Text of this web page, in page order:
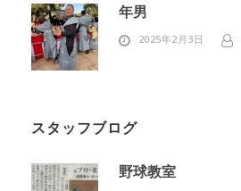
年男
2025年2月3日
スタッフブログ
野球教室